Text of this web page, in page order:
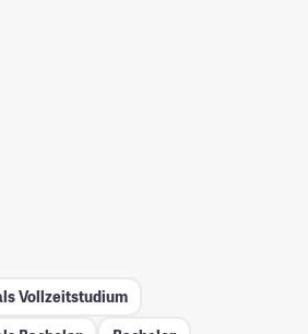
Vollzeitstudium